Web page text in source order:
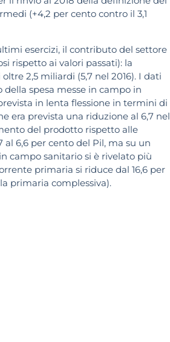
(+4,2 per cento contro il 3,1
esercizi, il contributo del settore
rispetto ai valori passati): la
2,5 miliardi (5,7 nel 2016). I dati
spesa messe in campo in
in lenta flessione in termini di
era prevista una riduzione al 6,7 nel
del prodotto rispetto alle
al 6,6 per cento del Pil, ma su un
campo sanitario si è rivelato più
primaria si riduce dal 16,6 per
primaria complessiva).